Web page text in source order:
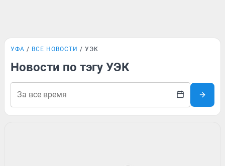
УФА ВСЕ НОВОСТИ УЭК
Новости по тэгу УЭК